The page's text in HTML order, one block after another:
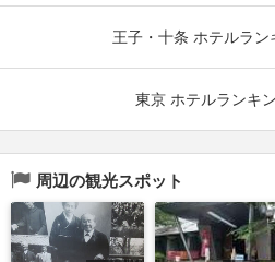
王子・十条 ホテルラン
東京 ホテルランキ
周辺の観光スポット